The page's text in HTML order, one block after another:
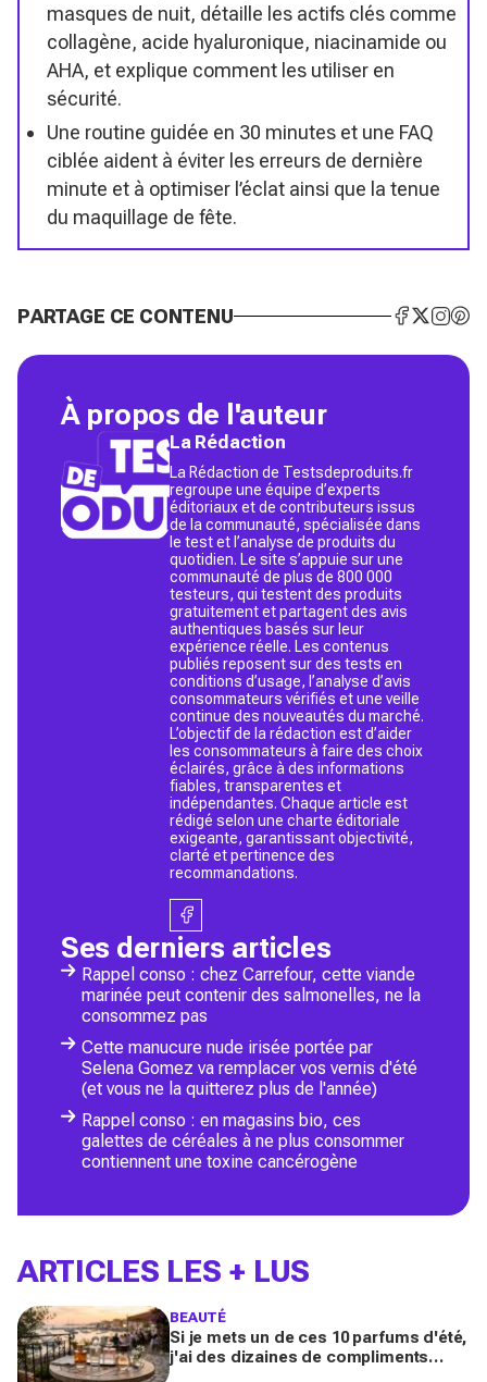
masques de nuit, détaille les actifs clés comme
collagène, acide hyaluronique, niacinamide ou
AHA, et explique comment les utiliser en
sécurité.
Une routine guidée en 30 minutes et une FAQ
ciblée aident à éviter les erreurs de dernière
minute et à optimiser l’éclat ainsi que la tenue
du maquillage de fête.
PARTAGE CE CONTENU
À propos de l'auteur
La Rédaction
La Rédaction de Testsdeproduits.fr
regroupe une équipe d’experts
éditoriaux et de contributeurs issus
de la communauté, spécialisée dans
le test et l’analyse de produits du
quotidien. Le site s’appuie sur une
communauté de plus de 800 000
testeurs, qui testent des produits
gratuitement et partagent des avis
authentiques basés sur leur
expérience réelle. Les contenus
publiés reposent sur des tests en
conditions d’usage, l’analyse d’avis
consommateurs vérifiés et une veille
continue des nouveautés du marché.
L’objectif de la rédaction est d’aider
les consommateurs à faire des choix
éclairés, grâce à des informations
fiables, transparentes et
indépendantes. Chaque article est
rédigé selon une charte éditoriale
exigeante, garantissant objectivité,
clarté et pertinence des
recommandations.
Ses derniers articles
Rappel conso : chez Carrefour, cette viande
marinée peut contenir des salmonelles, ne la
consommez pas
Cette manucure nude irisée portée par
Selena Gomez va remplacer vos vernis d'été
(et vous ne la quitterez plus de l'année)
Rappel conso : en magasins bio, ces
galettes de céréales à ne plus consommer
contiennent une toxine cancérogène
ARTICLES LES + LUS
BEAUTÉ
Si je mets un de ces 10 parfums d'été,
j'ai des dizaines de compliments